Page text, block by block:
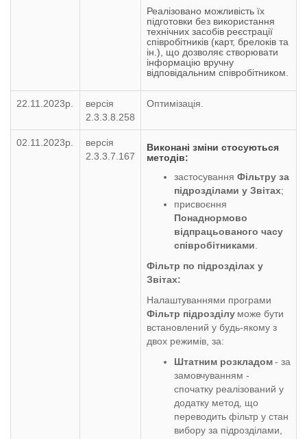
Реалізовано можливість їх
підготовки без використання
технічних засобів реєстрації
співробітників (карт, брелоків та
ін.), що дозволяє створювати
інформацію вручну
відповідальним співробітником.
22.11.2023р.
версія
2.3.3.8.258
Оптимізація.
02.11.2023р.
версія
2.3.3.7.167
Виконані зміни стосуються
методів:
застосування Фільтру за
підрозділами у Звітах;
присвоєння
Понаднормово
відпрацьованого часу
співробітниками
Фільтр по підрозділах у
Звітах:
Налаштуваннями програми
Фільтр підрозділу може бути
встановлений у будь-якому з
двох режимів, за:
Штатним розкладом- за
замовчуванням -
спочатку реалізований у
додатку метод, що
переводить фільтр у стан
вибору за підрозділами,